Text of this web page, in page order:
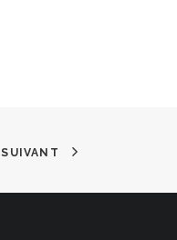
SUIVANT